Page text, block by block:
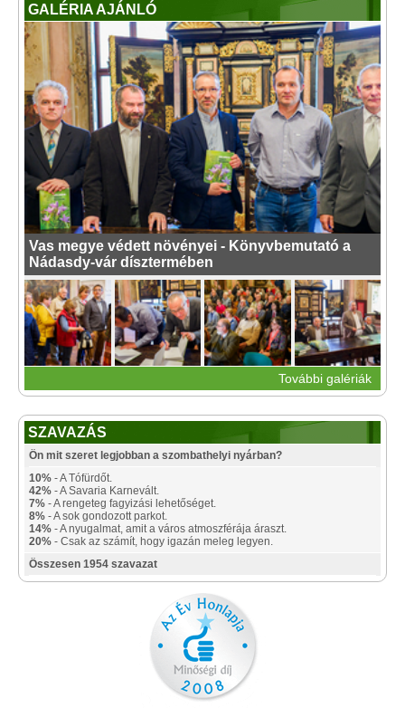
GALÉRIA AJÁNLÓ
Vas megye védett növényei - Könyvbemutató a
Nádasdy-vár dísztermében
További galériák
SZAVAZÁS
Ön mit szeret legjobban a szombathelyi nyárban?
10% - A Tófürdőt.
42% - A Savaria Karnevált.
7% - A rengeteg fagyizási lehetőséget.
8% - A sok gondozott parkot.
14% - A nyugalmat, amit a város atmoszférája áraszt.
20% - Csak az számít, hogy igazán meleg legyen.
Összesen 1954 szavazat